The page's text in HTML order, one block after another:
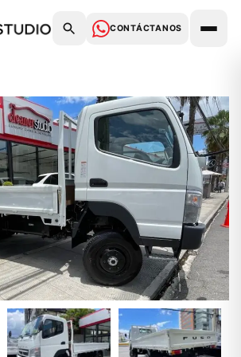
CONTÁCTANOS